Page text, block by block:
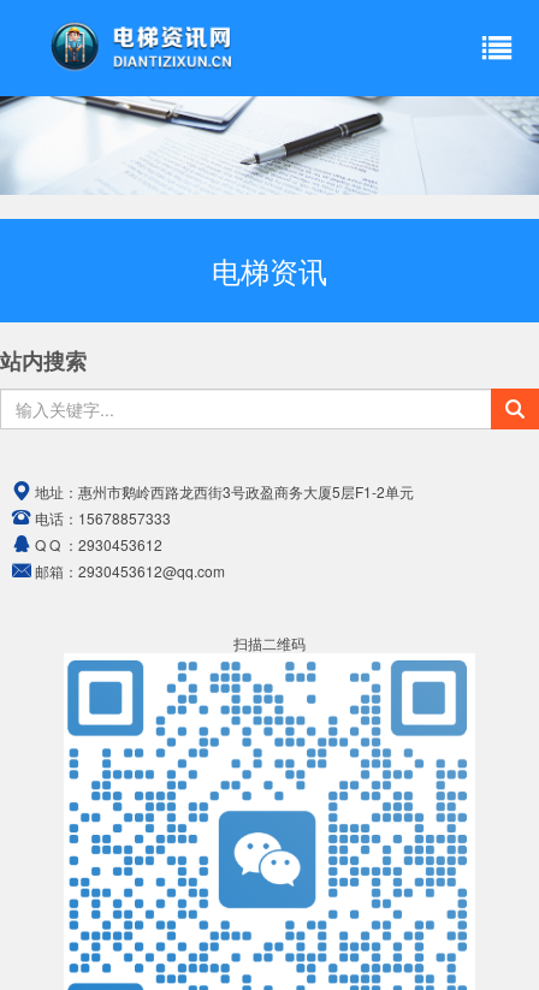
电梯资讯
站内搜索
地址： 惠州市鹅岭西路龙西街3号政盈商务大厦5层F1-2单元
电话： 15678857333
Q Q ： 2930453612
邮箱： 2930453612@qq.com
扫描二维码